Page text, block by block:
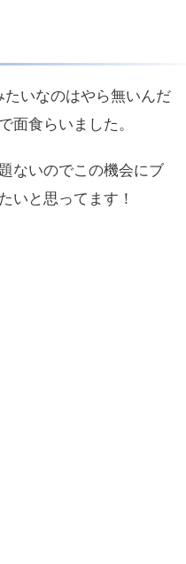
いなのはやら無いんだ
面食らいました。
ないのでこの機会にブ
いと思ってます！